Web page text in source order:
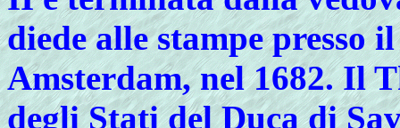
diede alle stampe presso
Amsterdam, nel 1682. Il
degli Stati del Duca di